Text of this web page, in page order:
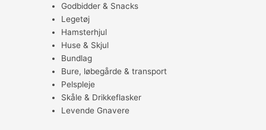
Godbidder & Snacks
Legetøj
Hamsterhjul
Huse & Skjul
Bundlag
Bure, løbegårde & transport
Pelspleje
Skåle & Drikkeflasker
Levende Gnavere